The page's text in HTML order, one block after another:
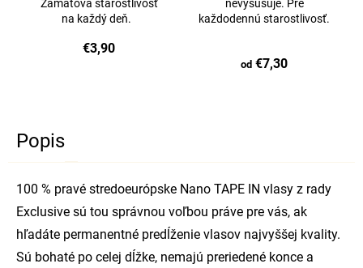
Zamatová starostlivosť
na každý deň.
€3,90
nevysušuje. Pre
každodennú starostlivosť.
od €7,30
Popis
100 % pravé stredoeurópske Nano TAPE IN vlasy z rady
Exclusive sú tou správnou voľbou práve pre vás, ak
hľadáte permanentné predĺženie vlasov najvyššej kvality.
Sú bohaté po celej dĺžke, nemajú preriedené konce a